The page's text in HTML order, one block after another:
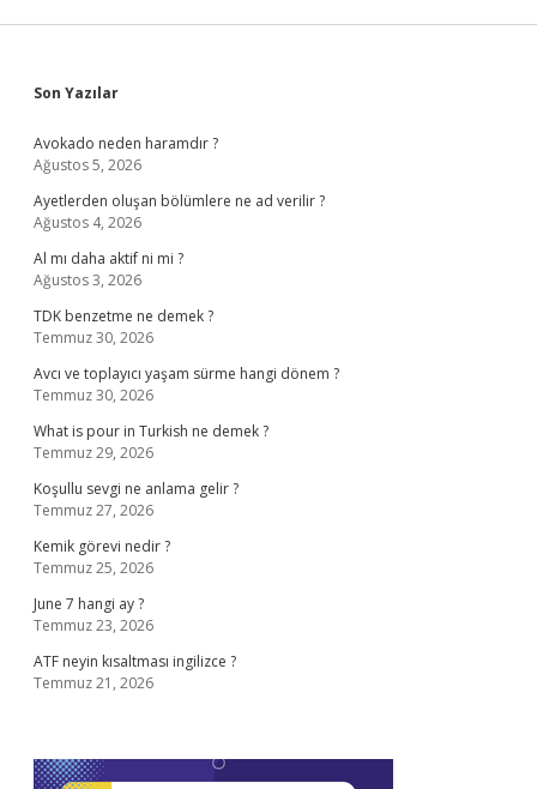
Sidebar
Son Yazılar
Avokado neden haramdır ?
Ağustos 5, 2026
Ayetlerden oluşan bölümlere ne ad verilir ?
Ağustos 4, 2026
Al mı daha aktif ni mi ?
Ağustos 3, 2026
TDK benzetme ne demek ?
Temmuz 30, 2026
Avcı ve toplayıcı yaşam sürme hangi dönem ?
Temmuz 30, 2026
What is pour in Turkish ne demek ?
Temmuz 29, 2026
Koşullu sevgi ne anlama gelir ?
Temmuz 27, 2026
Kemik görevi nedir ?
Temmuz 25, 2026
June 7 hangi ay ?
Temmuz 23, 2026
ATF neyin kısaltması ingilizce ?
Temmuz 21, 2026